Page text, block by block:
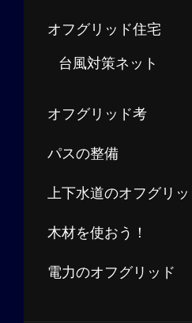
オフグリッド住宅
台風対策ネット
オフグリッド考
パスの整備
上下水道のオフグリッ
木材を使おう！
電力のオフグリッド